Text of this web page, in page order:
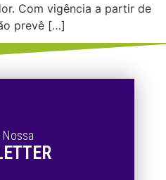
Com vigência a partir de
prevê […]
Nossa